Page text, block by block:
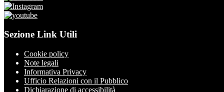
Sezione Link Utili
Cookie policy
Note legali
Informativa Privacy
Ufficio Relazioni con il Pubblico
Dichiarazione di accessibilità